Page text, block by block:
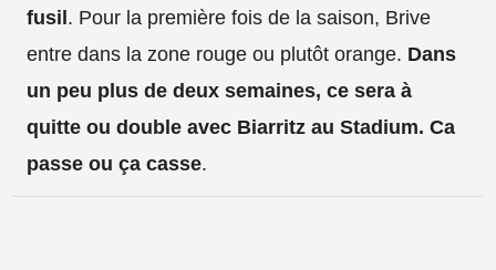
fusil . Pour la première fois de la saison, Brive
entre dans la zone rouge ou plutôt orange. Dans
un peu plus de deux semaines, ce sera à
quitte ou double avec Biarritz au Stadium. Ca
passe ou ça casse.